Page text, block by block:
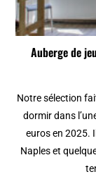
Auberge de
Notre sélection
dormir dans
euros en 2025.
Naples et